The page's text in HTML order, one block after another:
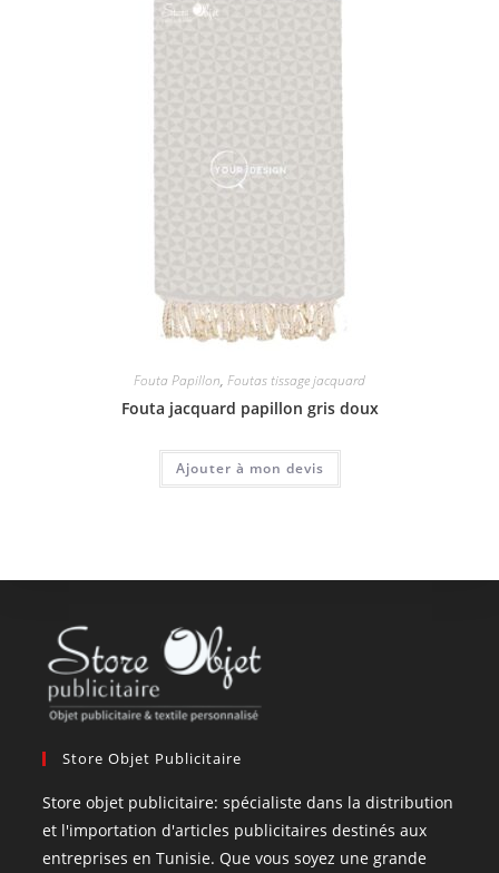
Fouta Papillon, Foutas tissage jacquard
Fouta jacquard papillon gris doux
Ajouter à mon devis
Store Objet Publicitaire
Store objet publicitaire: spécialiste dans la distribution
et l'importation d'articles publicitaires destinés aux
entreprises en Tunisie. Que vous soyez une grande